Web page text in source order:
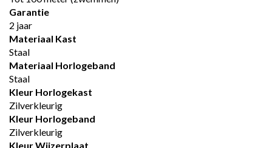
Garantie
2 jaar
Materiaal Kast
Staal
Materiaal Horlogeband
Staal
Kleur Horlogekast
Zilverkleurig
Kleur Horlogeband
Zilverkleurig
Kleur Wijzerplaat